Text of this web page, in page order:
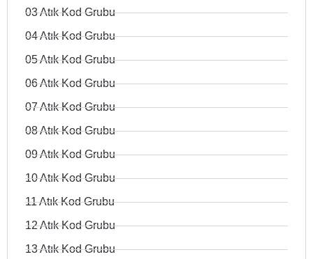
03 Atık Kod Grubu
04 Atık Kod Grubu
05 Atık Kod Grubu
06 Atık Kod Grubu
07 Atık Kod Grubu
08 Atık Kod Grubu
09 Atık Kod Grubu
10 Atık Kod Grubu
11 Atık Kod Grubu
12 Atık Kod Grubu
13 Atık Kod Grubu